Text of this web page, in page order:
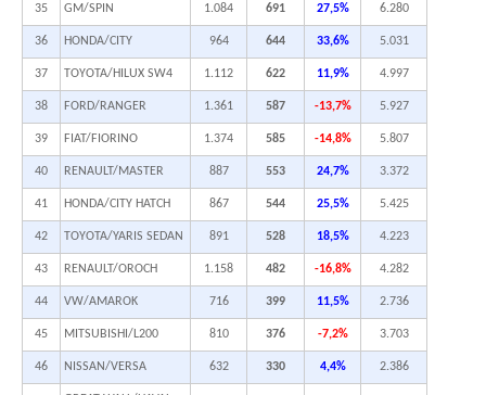
35 GM/SPIN 1.084 691 27,5% 6.280
36 HONDA/CITY 964 644 33,6% 5.031
37 TOYOTA/HILUX SW4 1.112 622 11,9% 4.997
38 FORD/RANGER 1.361 587 -13,7% 5.927
39 FIAT/FIORINO 1.374 585 -14,8% 5.807
40 RENAULT/MASTER 887 553 24,7% 3.372
41 HONDA/CITY HATCH 867 544 25,5% 5.425
42 TOYOTA/YARIS SEDAN 891 528 18,5% 4.223
43 RENAULT/OROCH 1.158 482 -16,8% 4.282
44 VW/AMAROK 716 399 11,5% 2.736
45 MITSUBISHI/L200 810 376 -7,2% 3.703
46 NISSAN/VERSA 632 330 4,4% 2.386